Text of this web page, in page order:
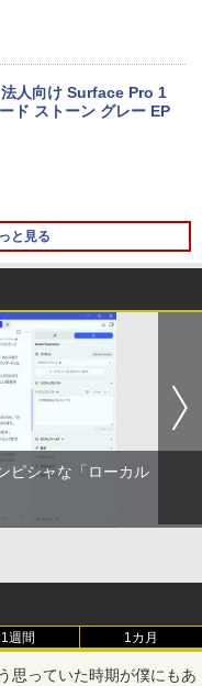
人向け Surface Pro 1
ド ストーン グレー EP
と見る
2 用 トラックパッド 保
Protector for Magi
フィルム シート シー
ンチグレア サラサラ マ
パッド トラックパッ
1位獲得商品!!★】 デス
付 第六世代 Core-i5
世代 十世代にも対応
DVDドライブ 中古パソ
ップパソコン PC 本体
期間中ポイント5倍】中
チ スクエア 液晶ディ
端子 店長おまかせ ケ
モニターにおすすめ 動作
送料無料
プス 241V8/11 / 23.8型
プレイ FullHD/HDMI
世界名作えほん えほん
)
ぞく （ポプラ社の絵
]
術 （身近なモノやサー
報」教室1） [ 土屋 誠
ピシャな「ローカル
1週間 1カ月
っていた時期が僕にもあ